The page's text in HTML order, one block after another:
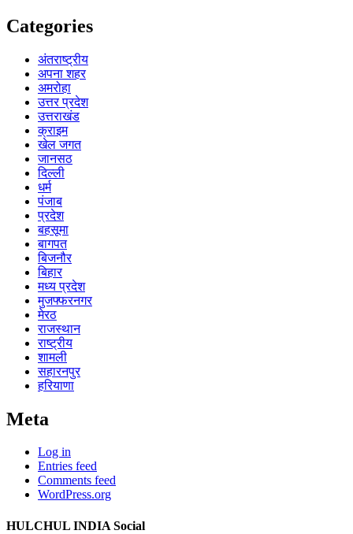
Categories
अंतराष्ट्रीय
अपना शहर
अमरोहा
उत्तर प्रदेश
उत्तराखंड
क्राइम
खेल जगत
जानसठ
दिल्ली
धर्म
पंजाब
प्रदेश
बहसूमा
बागपत
बिजनौर
बिहार
मध्य प्रदेश
मुजफ्फरनगर
मेरठ
राजस्थान
राष्ट्रीय
शामली
सहारनपुर
हरियाणा
Meta
Log in
Entries feed
Comments feed
WordPress.org
HULCHUL INDIA Social